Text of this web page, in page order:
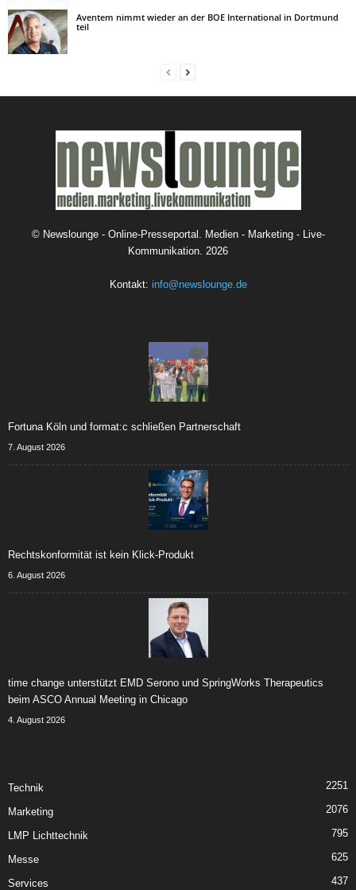
Aventem nimmt wieder an der BOE International in Dortmund
teil
© Newslounge - Online-Presseportal. Medien - Marketing - Live-
Kommunikation. 2026
Kontakt: info@newslounge.de
Fortuna Köln und format:c schließen Partnerschaft
7. August 2026
Rechtskonformität ist kein Klick-Produkt
6. August 2026
time change unterstützt EMD Serono und SpringWorks Therapeutics
beim ASCO Annual Meeting in Chicago
4. August 2026
Technik 2251
Marketing 2076
LMP Lichttechnik 795
Messe 625
Services 437